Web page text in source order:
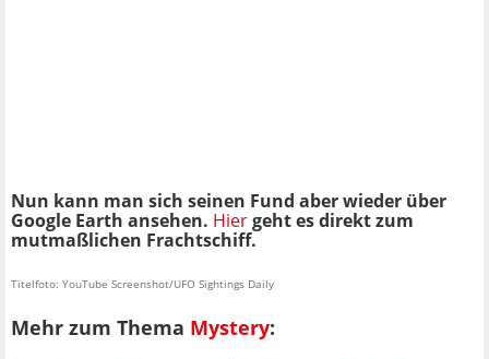
Nun kann man sich seinen Fund aber wieder über
Google Earth ansehen. Hiergeht es direkt zum
mutmaßlichen Frachtschiff.
Titelfoto: YouTube Screenshot/UFO Sightings Daily
Mehr zum Thema Mystery: